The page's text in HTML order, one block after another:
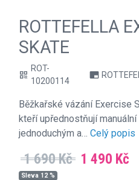
ROTTEFELLA
SKATE
qr_code
ROT-
10200114
branding_watermark
Běžkařské vázání Exercise
kteří upřednostňují
jednoduchým a… Celý popis
1 690 Kč 1 490 Kč
Sleva 12 %